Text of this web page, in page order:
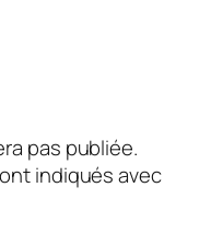
pas publiée.
indiqués avec